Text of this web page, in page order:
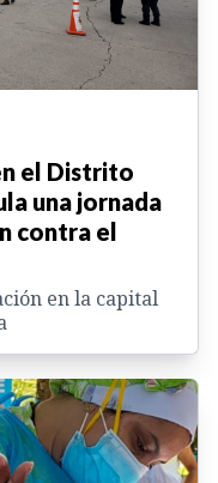
el Distrito
una jornada
contra el
en la capital